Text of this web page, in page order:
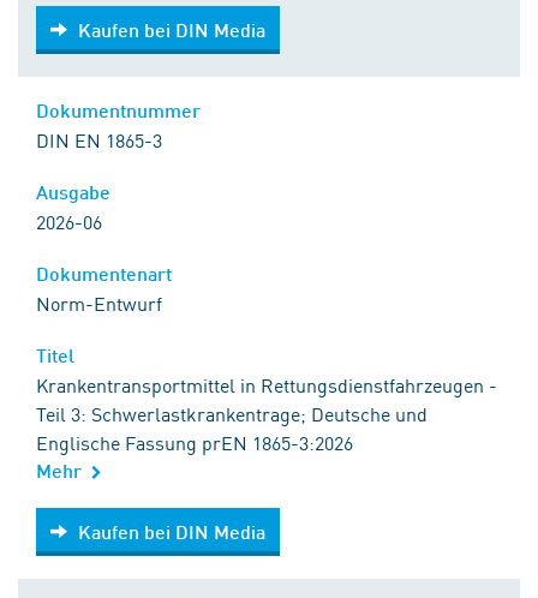
Kaufen bei DIN Media
Kaufen bei DIN Media
DIN EN 1865-3
2026-06
Norm-Entwurf
Krankentransportmittel in Rettungsdienstfahrzeugen -
Teil 3: Schwerlastkrankentrage; Deutsche und
Englische Fassung prEN 1865-3:2026
Mehr
Kaufen bei DIN Media
Kaufen bei DIN Media